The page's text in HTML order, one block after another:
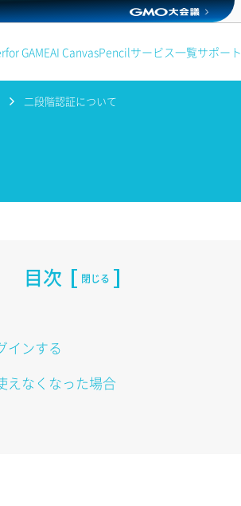
for GAMEAI CanvasPencilサービス一覧サポート
二段階認証について
目次 閉じる
インする
えなくなった場合